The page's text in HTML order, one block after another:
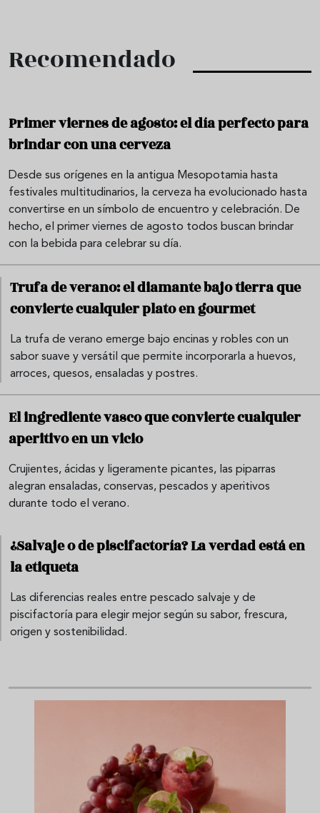
Recomendado
Primer viernes de agosto: el día perfecto para
brindar con una cerveza
Desde sus orígenes en la antigua Mesopotamia hasta
festivales multitudinarios, la cerveza ha evolucionado hasta
convertirse en un símbolo de encuentro y celebración. De
hecho, el primer viernes de agosto todos buscan brindar
con la bebida para celebrar su día.
Trufa de verano: el diamante bajo tierra que
convierte cualquier plato en gourmet
La trufa de verano emerge bajo encinas y robles con un
sabor suave y versátil que permite incorporarla a huevos,
arroces, quesos, ensaladas y postres.
El ingrediente vasco que convierte cualquier
aperitivo en un vicio
Crujientes, ácidas y ligeramente picantes, las piparras
alegran ensaladas, conservas, pescados y aperitivos
durante todo el verano.
¿Salvaje o de piscifactoría? La verdad está en
la etiqueta
Las diferencias reales entre pescado salvaje y de
piscifactoría para elegir mejor según su sabor, frescura,
origen y sostenibilidad.